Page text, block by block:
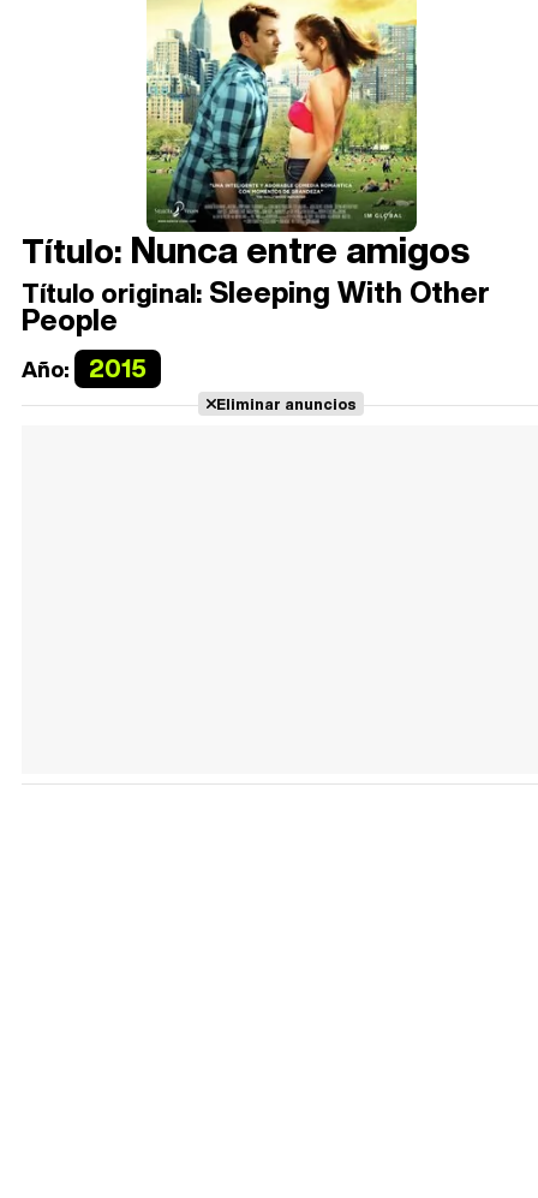
Título: Nunca entre amigos
Título original: Sleeping With Other
People
Año: 2015
Eliminar anuncios